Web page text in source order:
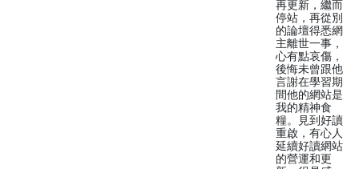
再更新，繼而
停站，再從別
的論壇得悉網
主離世一事，
心有點哀傷，
後悔未曾跟他
言謝在學習期
間他的網站是
我的精神食
糧。見到好讀
重啟，有心人
延續好讀網站
的營運和更